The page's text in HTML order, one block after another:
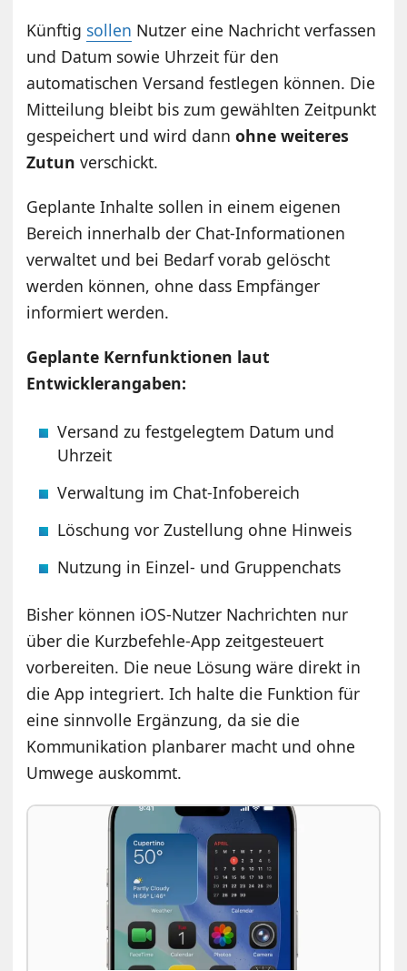
Künftig sollen Nutzer eine Nachricht verfassen
und Datum sowie Uhrzeit für den
automatischen Versand festlegen können. Die
Mitteilung bleibt bis zum gewählten Zeitpunkt
gespeichert und wird dannohne weiteres
Zutun verschickt.
Geplante Inhalte sollen in einem eigenen
Bereich innerhalb der Chat-Informationen
verwaltet und bei Bedarf vorab gelöscht
werden können, ohne dass Empfänger
informiert werden.
Geplante Kernfunktionen laut
Entwicklerangaben:
Versand zu festgelegtem Datum und
Uhrzeit
Verwaltung im Chat-Infobereich
Löschung vor Zustellung ohne Hinweis
Nutzung in Einzel- und Gruppenchats
Bisher können iOS-Nutzer Nachrichten nur
über die Kurzbefehle-App zeitgesteuert
vorbereiten. Die neue Lösung wäre direkt in
die App integriert. Ich halte die Funktion für
eine sinnvolle Ergänzung, da sie die
Kommunikation planbarer macht und ohne
Umwege auskommt.